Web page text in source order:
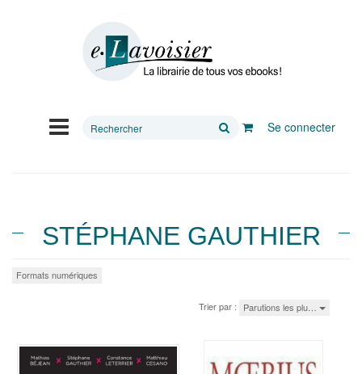
Rechercher
Se connecter
STÉPHANE GAUTHIER
Formats numériques
Trier par : Parutions les plu…